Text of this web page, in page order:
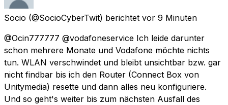
Socio (@SocioCyberTwit) berichtet vor 9 Minuten
@Ocin777777 @vodafoneservice Ich leide darunter
schon mehrere Monate und Vodafone möchte nichts
tun. WLAN verschwindet und bleibt unsichtbar bzw. gar
nicht findbar bis ich den Router (Connect Box von
Unitymedia) resette und dann alles neu konfiguriere.
Und so geht's weiter bis zum nächsten Ausfall des